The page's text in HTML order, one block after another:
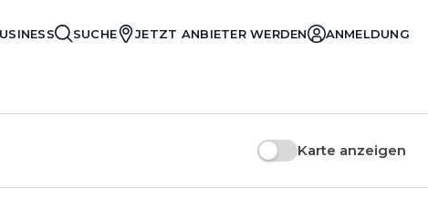
SUCHE JETZT ANBIETER WERDEN ANMELDUNG
Karte anzeigen